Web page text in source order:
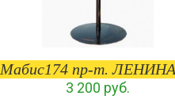
Мабис174 пр-т.
3 200 руб.